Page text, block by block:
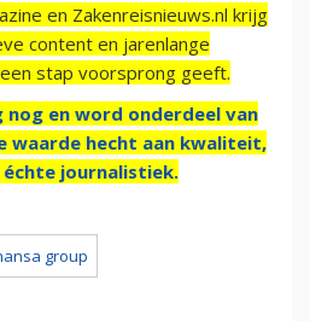
en Zakenreisnieuws.nl krijg
content en jarenlange
stap voorsprong geeft.
nog en word onderdeel van
waarde hecht aan kwaliteit,
journalistiek.
group